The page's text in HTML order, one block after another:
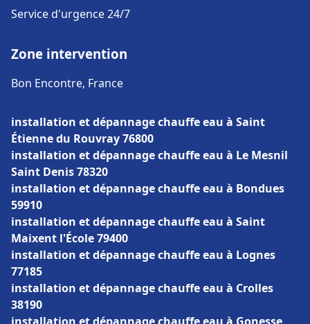
Service d'urgence 24/7
Zone intervention
Bon Encontre, France
installation et dépannage chauffe eau à Saint
Étienne du Rouvray 76800
installation et dépannage chauffe eau à Le Mesnil
Saint Denis 78320
installation et dépannage chauffe eau à Bondues
59910
installation et dépannage chauffe eau à Saint
Maixent l'École 79400
installation et dépannage chauffe eau à Lognes
77185
installation et dépannage chauffe eau à Crolles
38190